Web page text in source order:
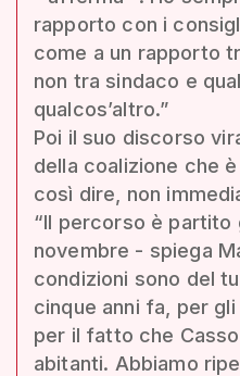
rapporto con i
come a un rapporto
non tra sindaco e
qualcos’altro.”
Poi il suo discorso
della coalizione che
così dire, non
“Il percorso è partito
novembre - spiega
condizioni sono del
cinque anni fa, per
per il fatto che
abitanti. Abbiamo